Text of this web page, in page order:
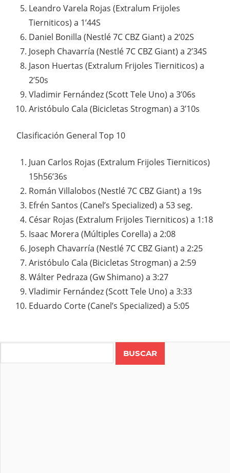
Leandro Varela Rojas (Extralum Frijoles
Tierniticos) a 1’44S
Daniel Bonilla (Nestlé 7C CBZ Giant) a 2’02S
Joseph Chavarría (Nestlé 7C CBZ Giant) a 2’34S
Jason Huertas (Extralum Frijoles Tierniticos) a
2’50s
Vladimir Fernández (Scott Tele Uno) a 3’06s
Aristóbulo Cala (Bicicletas Strogman) a 3’10s
Clasificación General Top 10
Juan Carlos Rojas (Extralum Frijoles Tierniticos)
15h56’36s
Román Villalobos (Nestlé 7C CBZ Giant) a 19s
Efrén Santos (Canel’s Specialized) a 53 seg.
César Rojas (Extralum Frijoles Tierniticos) a 1:18
Isaac Morera (Múltiples Corella) a 2:08
Joseph Chavarría (Nestlé 7C CBZ Giant) a 2:25
Aristóbulo Cala (Bicicletas Strogman) a 2:59
Wálter Pedraza (Gw Shimano) a 3:27
Vladimir Fernández (Scott Tele Uno) a 3:33
Eduardo Corte (Canel’s Specialized) a 5:05